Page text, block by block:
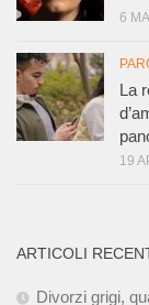
6
La
19
ARTICOLI
Divorzi grigi,